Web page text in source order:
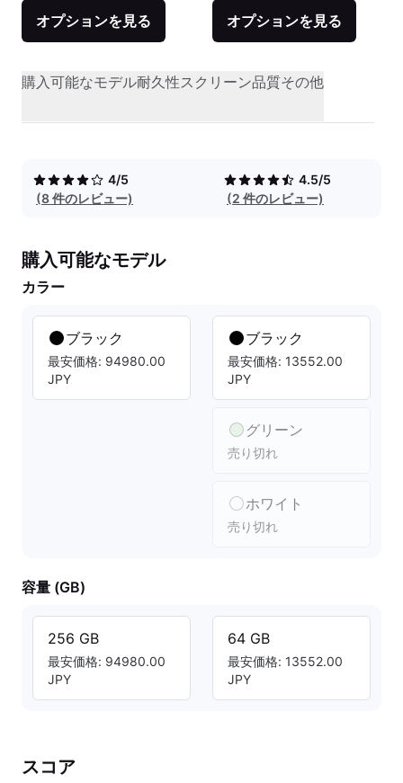
オプションを見る オプションを見る
購入可能なモデル耐久性スクリーン品質その他
4/5
(8 件のレビュー)
4.5/5
(2 件のレビュー)
購入可能なモデル
カラー
ブラック
最安価格: 94980.00
JPY
ブラック
最安価格: 13552.00
JPY
グリーン
売り切れ
ホワイト
売り切れ
容量 (GB)
256 GB
最安価格: 94980.00
JPY
64 GB
最安価格: 13552.00
JPY
スコア